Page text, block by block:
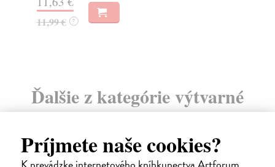
Príjmete naše cookies?
11,99 € ?
Ďalšie z kategórie výtvarné